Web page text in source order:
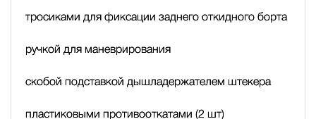
тросиками для фиксации заднего откидного борта
ручкой для маневрирования
скобой подставкой дышладержателем штекера
пластиковыми противооткатами (2 шт)